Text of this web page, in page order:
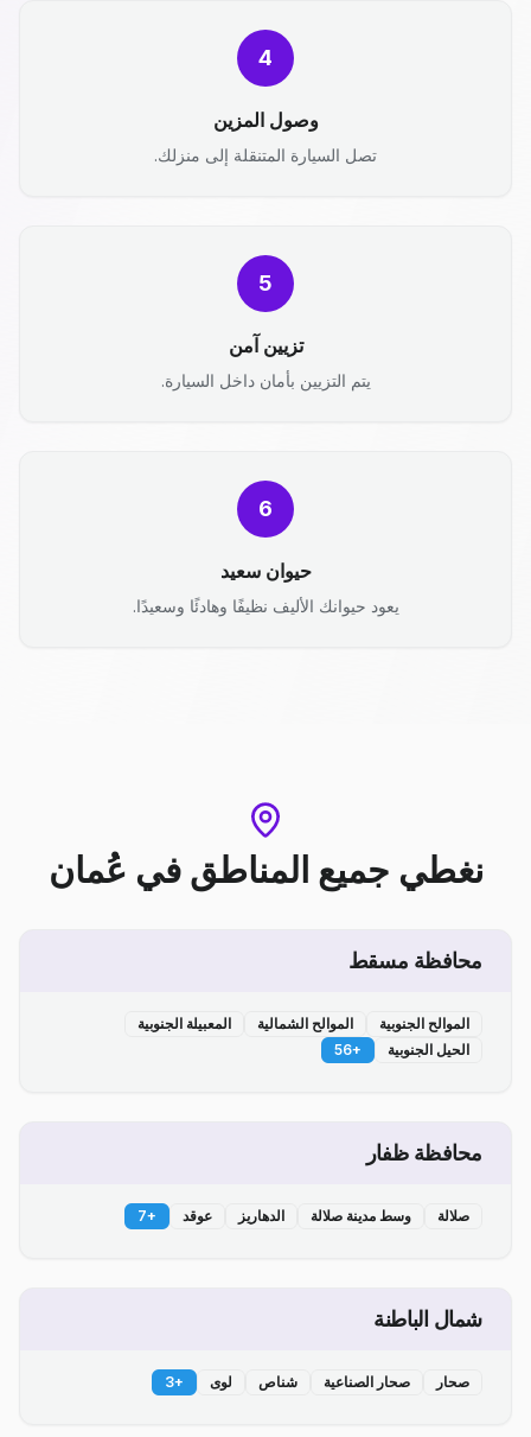
4
وصول المزين
تصل السيارة المتنقلة إلى منزلك.
5
تزيين آمن
يتم التزيين بأمان داخل السيارة.
6
حيوان سعيد
يعود حيوانك الأليف نظيفًا وهادئًا وسعيدًا.
نغطي جميع المناطق في عُمان
محافظة مسقط
الموالح الجنوبية الموالح الشمالية
المعبيلة الجنوبية
الحيل الجنوبية
+
56
محافظة ظفار
صلالة وسط مدينة صلالة الدهاريز عوقد +
7
شمال الباطنة
صحار صحار الصناعية شناص لوى +
3